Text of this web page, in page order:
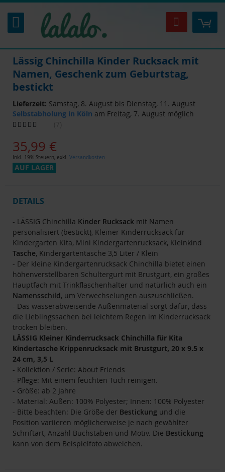
Inhalt
springen
Suche
Lässig Chinchilla Kinder Rucksack mit
Namen, Geschenk zum Geburtstag,
bestickt
Lieferzeit: Samstag, 8. August bis Dienstag, 11. August
Selbstabholung in Köln am Freitag, 7. August möglich
Bewertung:
35,99 €
Inkl. 19% Steuern, exkl. Versandkosten
AUF LAGER
DETAILS
- LÄSSIG Chinchilla Kinder Rucksack mit Namen
personalisiert (bestickt), Kleiner Kinderrucksack für
Kindergarten Kita, Mini Kindergartenrucksack, Kleinkind
Tasche, Kindergartentasche 3,5 Liter / Klein
- Der kleine Kindergartenrucksack Chinchilla bietet einen
höhenverstellbaren Schultergurt mit Brustgurt, ein großes
Hauptfach mit Trinkflaschenhalter und natürlich auch ein
Namensschild, um Verwechselungen auszuschließen.
- Das wasserabweisende Außenmaterial sorgt dafür, dass
die Lieblingssachen bei leichtem Regen im Kinderrucksack
trocken bleiben.
LÄSSIG Kleiner Kinderrucksack Chinchilla für Kita
Kindertasche Krippenrucksack mit Brustgurt, 20 x 9.5 x
24 cm, 3,5 L
- Kollektion / Serie: About Friends
- Pflege: Mit einem feuchten Tuch reinigen.
- Größe: ab 2 Jahre
- Material: Außen: 100% Polyester; Innen: 100% Polyester
- Bitte beachten: Die Größe der Bestickung und die
Position variieren möglicherweise je nach gewählter
Schriftart, Anzahl Buchstaben und Motiv. Die Bestickung
kann von dem Beispielfoto abweichen.